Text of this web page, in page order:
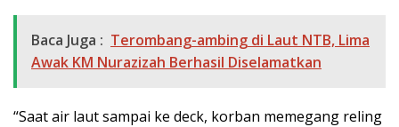
Baca Juga : Terombang-ambing di Laut NTB, Lima
Awak KM Nurazizah Berhasil Diselamatkan
“Saat air laut sampai ke deck, korban memegang reling